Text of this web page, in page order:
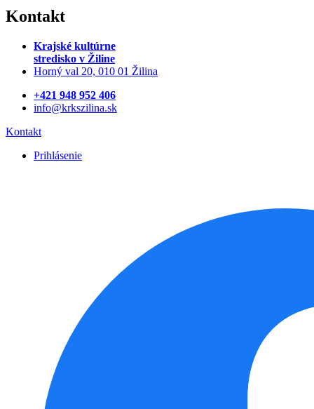
Kontakt
Krajské kultúrne
stredisko v Žiline
Horný val 20, 010 01 Žilina
+421 948 952 406
info@krkszilina.sk
Kontakt
Prihlásenie